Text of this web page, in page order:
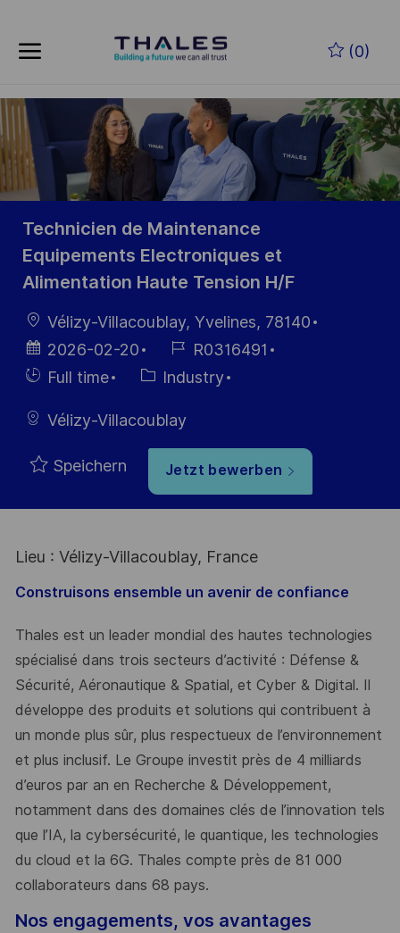
(0)
-
Technicien de Maintenance
Equipements Electroniques et
Alimentation Haute Tension H/F
Ort Vélizy-Villacoublay, Yvelines, 78140
Datum der
Veröffentlichung
2026-02-20
Job-
ID
R0316491
Einstellunngstyp
Full time Kategorie
Industry
Vélizy-Villacoublay
Speichern Jetzt bewerben
Lieu : Vélizy-Villacoublay, France
Construisons ensemble un avenir de confiance
Thales est un leader mondial des hautes technologies
spécialisé dans trois secteurs d’activité : Défense &
Sécurité, Aéronautique & Spatial, et Cyber & Digital. Il
développe des produits et solutions qui contribuent à
un monde plus sûr, plus respectueux de l’environnement
et plus inclusif. Le Groupe investit près de 4 milliards
d’euros par an en Recherche & Développement,
notamment dans des domaines clés de l’innovation tels
que l’IA, la cybersécurité, le quantique, les technologies
du cloud et la 6G. Thales compte près de 81 000
collaborateurs dans 68 pays.
Nos engagements, vos avantages